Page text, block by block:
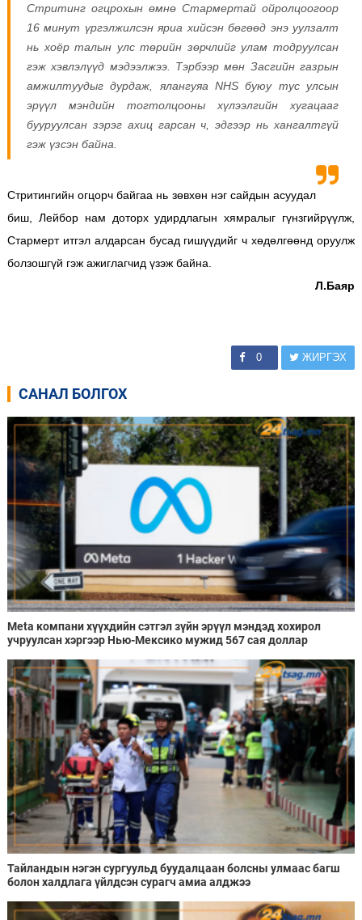
Стритинг огцрохын өмнө Стармертай ойролцоогоор
16 минут үргэлжилсэн яриа хийсэн бөгөөд энэ уулзалт
нь хоёр талын улс төрийн зөрчлийг улам тодруулсан
гэж хэвлэлүүд мэдээлжээ. Тэрбээр мөн Засгийн газрын
амжилтуудыг дурдаж, ялангуяа NHS буюу тус улсын
эрүүл мэндийн тогтолцооны хүлээлгийн хугацааг
бууруулсан зэрэг ахиц гарсан ч, эдгээр нь хангалтгүй
гэж үзсэн байна.
Стритингийн огцорч байгаа нь зөвхөн нэг сайдын асуудал
биш, Лейбор нам доторх удирдлагын хямралыг гүнзгийрүүлж,
Стармерт итгэл алдарсан бусад гишүүдийг ч хөдөлгөөнд оруулж
болзошгүй гэж ажиглагчид үзэж байна.
Л.Баяр
0 ЖИРГЭХ
САНАЛ БОЛГОХ
Meta компани хүүхдийн сэтгэл зүйн эрүүл мэндэд хохирол
учруулсан хэргээр Нью-Мексико мужид 567 сая доллар
Тайландын нэгэн сургуульд буудалцаан болсны улмаас багш
болон халдлага үйлдсэн сурагч амиа алджээ